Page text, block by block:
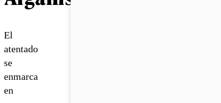
El
atentado
se
enmarca
en